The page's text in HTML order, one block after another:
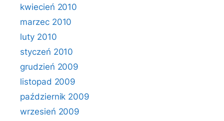
kwiecień 2010
marzec 2010
luty 2010
styczeń 2010
grudzień 2009
listopad 2009
październik 2009
wrzesień 2009